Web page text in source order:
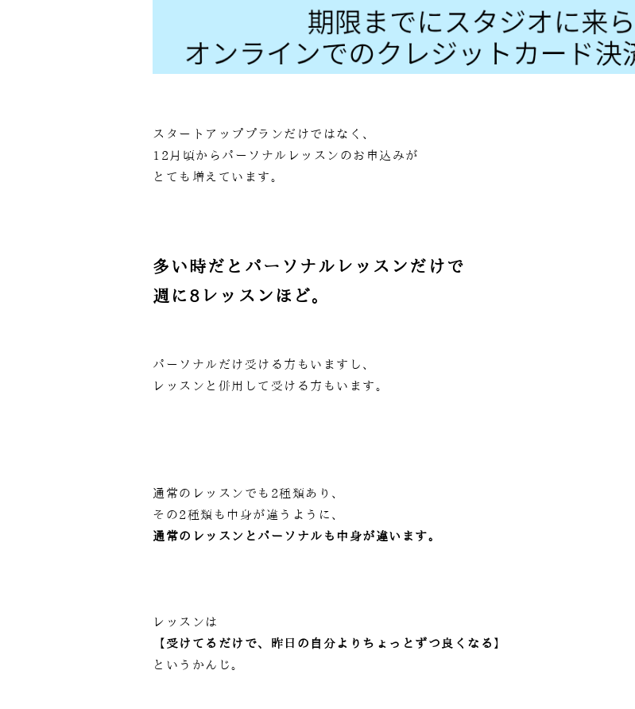
スタートアッププランだけではなく、
12月頃からパーソナルレッスンのお申込みが
とても増えています。
多い時だとパーソナルレッスンだけで
週に8レッスンほど。
パーソナルだけ受ける方もいますし、
レッスンと併用して受ける方もいます。
通常のレッスンでも2種類あり、
その2種類も中身が違うように、
通常のレッスンとパーソナルも中身が違います。
レッスンは
【受けてるだけで、昨日の自分よりちょっとずつ良くなる】
というかんじ。